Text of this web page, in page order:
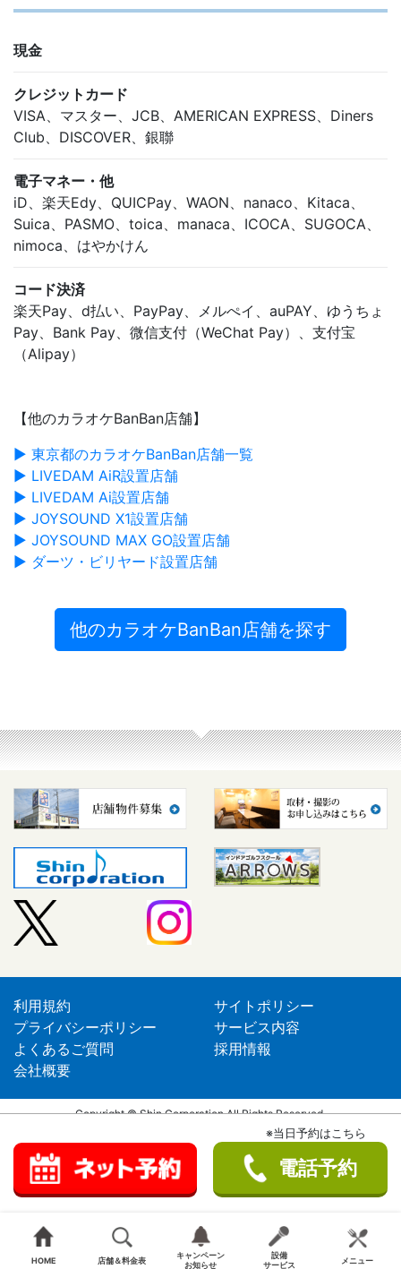
HOME 店舗＆料金表
キャンペーン
お知らせ
設備
サービス
メニュー
現金
クレジットカード
VISA、マスター、JCB、AMERICAN EXPRESS、Diners
Club、DISCOVER、銀聯
電子マネー・他
iD、楽天Edy、QUICPay、WAON、nanaco、Kitaca、
Suica、PASMO、toica、manaca、ICOCA、SUGOCA、
nimoca、はやかけん
コード決済
楽天Pay、d払い、PayPay、メルぺイ、auPAY、ゆうちょ
Pay、Bank Pay、微信支付（WeChat Pay）、支付宝
（Alipay）
【他のカラオケBanBan店舗】
▶ 東京都のカラオケBanBan店舗一覧
▶ LIVEDAM AiR設置店舗
▶ LIVEDAM Ai設置店舗
▶ JOYSOUND X1設置店舗
▶ JOYSOUND MAX GO設置店舗
▶ ダーツ・ビリヤード設置店舗
他のカラオケBanBan店舗を探す
利用規約
サイトポリシー
プライバシーポリシー
サービス内容
よくあるご質問
採用情報
会社概要
Copyright © Shin Corporation All Rights Reserved.
※当日予約はこちら
電話予約